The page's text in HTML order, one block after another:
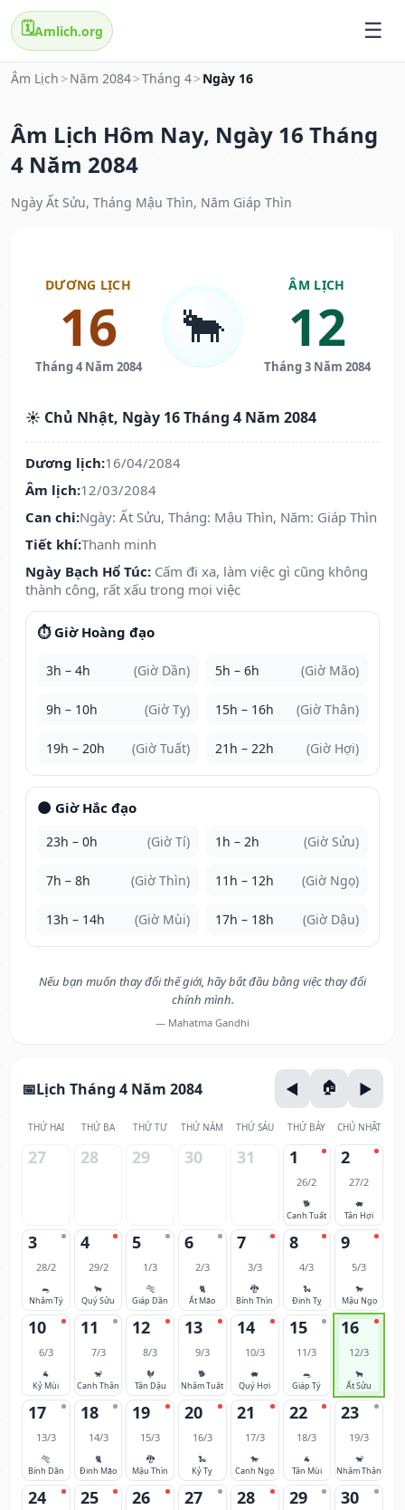
🗓️Amlich.org
Âm Lịch > Năm 2084>Tháng 4> Ngày 16
Âm Lịch Hôm Nay, Ngày 16 Tháng
4 Năm 2084
Ngày Ất Sửu, Tháng Mậu Thìn, Năm Giáp Thìn
DƯƠNG LỊCH
16
Tháng 4 Năm 2084
🐂
ÂM LỊCH
12
Tháng 3 Năm 2084
☀️ Chủ Nhật, Ngày 16 Tháng 4 Năm 2084
Dương lịch:16/04/2084
Âm lịch:12/03/2084
Can chi:Ngày: Ất Sửu, Tháng: Mậu Thìn, Năm: Giáp Thìn
Tiết khí:Thanh minh
Ngày Bạch Hổ Túc: Cấm đi xa, làm việc gì cũng không
thành công, rất xấu trong mọi việc
⏱️ Giờ Hoàng đạo
3h – 4h (Giờ Dần) 5h – 6h (Giờ Mão)
9h – 10h (Giờ Tỵ) 15h – 16h (Giờ Thân)
19h – 20h (Giờ Tuất) 21h – 22h (Giờ Hợi)
🌑 Giờ Hắc đạo
23h – 0h (Giờ Tí) 1h – 2h (Giờ Sửu)
7h – 8h (Giờ Thìn) 11h – 12h (Giờ Ngọ)
13h – 14h (Giờ Mùi) 17h – 18h (Giờ Dậu)
Nếu bạn muốn thay đổi thế giới, hãy bắt đầu bằng việc thay đổi
chính mình.
— Mahatma Gandhi
Lịch Tháng 4 Năm 2084
THỨ HAI THỨ BA THỨ TƯ THỨ NĂM THỨ SÁU THỨ BẢY CHỦ NHẬT
27 28 29 30 31 1
26/2
🐕
Canh Tuất
2
27/2
🐖
Tân Hợi
3
28/2
🐀
Nhâm Tý
4
29/2
🐂
Quý Sửu
5
1/3
🐅
Giáp Dần
6
2/3
🐈
Ất Mão
7
3/3
🐉
Bính Thìn
8
4/3
🐍
Đinh Tỵ
9
5/3
🐎
Mậu Ngọ
10
6/3
🐐
Kỷ Mùi
11
7/3
🐒
Canh Thân
12
8/3
🐓
Tân Dậu
13
9/3
🐕
Nhâm Tuất
14
10/3
🐖
Quý Hợi
15
11/3
🐀
Giáp Tý
16
12/3
🐂
Ất Sửu
17
13/3
🐅
Bính Dần
18
14/3
🐈
Đinh Mão
19
15/3
🐉
Mậu Thìn
20
16/3
🐍
Kỷ Tỵ
21
17/3
🐎
Canh Ngọ
22
18/3
🐐
Tân Mùi
23
19/3
🐒
Nhâm Thân
24 25 26 27 28 29 30